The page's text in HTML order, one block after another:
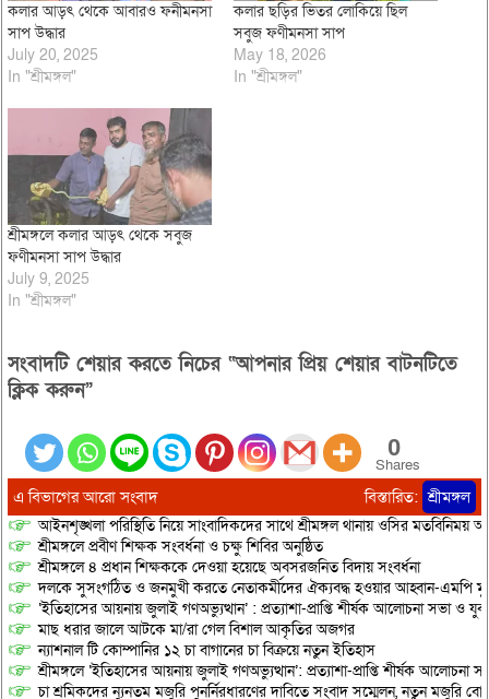
কলার আড়ৎ থেকে আবারও ফনীমনসা
সাপ উদ্ধার
July 20, 2025
In "শ্রীমঙ্গল"
কলার ছড়ির ভিতর লোকিয়ে ছিল
সবুজ ফণীমনসা সাপ
May 18, 2026
In "শ্রীমঙ্গল"
শ্রীমঙ্গলে কলার আড়ৎ থেকে সবুজ
ফণীমনসা সাপ উদ্ধার
July 9, 2025
In "শ্রীমঙ্গল"
সংবাদটি শেয়ার করতে নিচের “আপনার প্রিয় শেয়ার বাটনটিতে
ক্লিক করুন”
0
Shares
এ বিভাগের আরো সংবাদ বিস্তারিত: শ্রীমঙ্গল
আইনশৃঙ্খলা পরিস্থিতি নিয়ে সাংবাদিকদের সাথে শ্রীমঙ্গল থানায় ওসির মতবিনিময়
শ্রীমঙ্গলে প্রবীণ শিক্ষক সংবর্ধনা ও চক্ষু শিবির অনুষ্ঠিত
শ্রীমঙ্গলে ৪ প্রধান শিক্ষককে দেওয়া হয়েছে অবসরজনিত বিদায় সংবর্ধনা
দলকে সুসংগঠিত ও জনমুখী করতে নেতাকর্মীদের ঐক্যবদ্ধ হওয়ার আহ্বান-এমপি
‘ইতিহাসের আয়নায় জুলাই গণঅভ্যুত্থান’ : প্রত্যাশা-প্রাপ্তি শীর্ষক আলোচনা সভা ও
মাছ ধরার জালে আটকে মা/রা গেল বিশাল আকৃতির অজগর
ন্যাশনাল টি কোম্পানির ১২ চা বাগানের চা বিক্রয়ে নতুন ইতিহাস
শ্রীমঙ্গলে ‘ইতিহাসের আয়নায় জুলাই গণঅভ্যুত্থান’: প্রত্যাশা-প্রাপ্তি শীর্ষক আলোচনা
চা শ্রমিকদের ন্যুনতম মজুরি পুনর্নিরধারণের দাবিতে সংবাদ সম্মেলন, নতুন মজুরি